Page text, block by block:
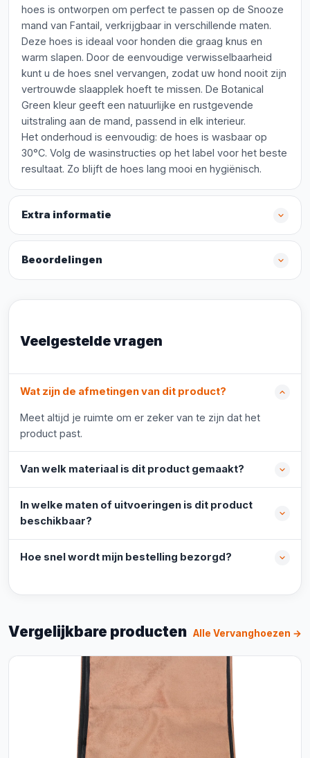
hoes is ontworpen om perfect te passen op de Snooze
mand van Fantail, verkrijgbaar in verschillende maten.
Deze hoes is ideaal voor honden die graag knus en
warm slapen. Door de eenvoudige verwisselbaarheid
kunt u de hoes snel vervangen, zodat uw hond nooit zijn
vertrouwde slaapplek hoeft te missen. De Botanical
Green kleur geeft een natuurlijke en rustgevende
uitstraling aan de mand, passend in elk interieur.
Het onderhoud is eenvoudig: de hoes is wasbaar op
30°C. Volg de wasinstructies op het label voor het beste
resultaat. Zo blijft de hoes lang mooi en hygiënisch.
Extra informatie
Beoordelingen
Veelgestelde vragen
Wat zijn de afmetingen van dit product?
Meet altijd je ruimte om er zeker van te zijn dat het
product past.
Van welk materiaal is dit product gemaakt?
In welke maten of uitvoeringen is dit product
beschikbaar?
Hoe snel wordt mijn bestelling bezorgd?
Vergelijkbare producten Alle Vervanghoezen →